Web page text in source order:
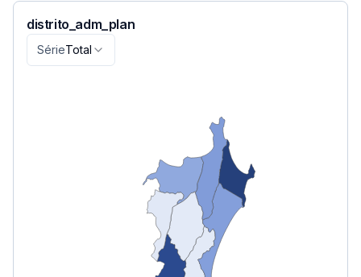
distrito_adm_plan
SérieTotal